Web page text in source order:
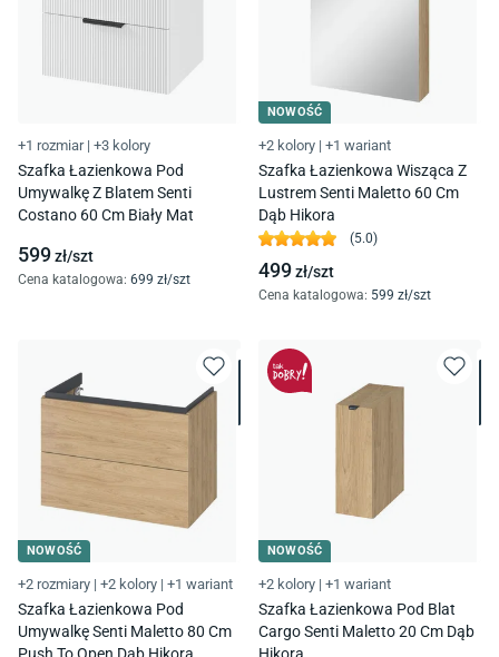
+1 rozmiar | +3 kolory
Szafka Łazienkowa Pod
Umywalkę Z Blatem Senti
Costano 60 Cm Biały Mat
599zł/szt
Cena katalogowa: 699 zł/szt
NOWOŚĆ
+2 kolory | +1 wariant
Szafka Łazienkowa Wisząca Z
Lustrem Senti Maletto 60 Cm
Dąb Hikora
(5.0)
499zł/szt
Cena katalogowa: 599 zł/szt
NOWOŚĆ
+2 rozmiary | +2 kolory | +1 wariant
Szafka Łazienkowa Pod
Umywalkę Senti Maletto 80 Cm
Push To Open Dąb Hikora
NOWOŚĆ
+2 kolory | +1 wariant
Szafka Łazienkowa Pod Blat
Cargo Senti Maletto 20 Cm Dąb
Hikora